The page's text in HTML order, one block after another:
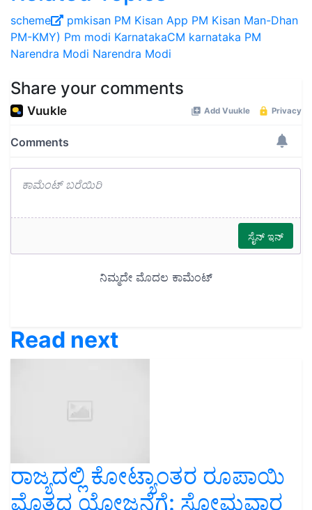
scheme pmkisan PM Kisan App
PM-KMY) Pm modi KarnatakaCM karnataka PM
Narendra Modi Narendra Modi
ರಾಜ್ಯದಲ್ಲಿ ಕೋಟ್ಯಾಂತರ ರೂಪಾಯಿ
ಮೊತ್ತದ ಯೋಜನೆಗೆ: ಸೋಮವಾರ